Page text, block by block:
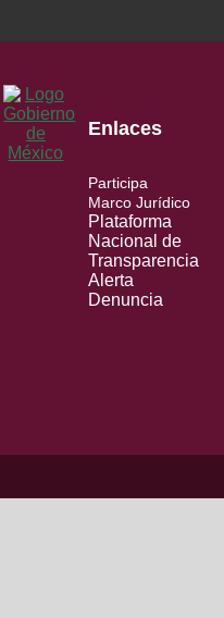
Enlaces
Participa
Marco Jurídico
Plataforma
Nacional de
Transparencia
Alerta
Denuncia